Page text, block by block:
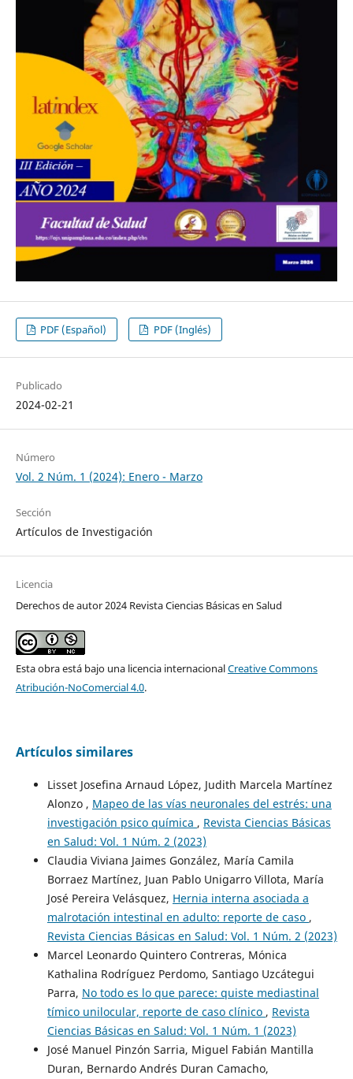
PDF (Español) PDF (Inglés)
Publicado
2024-02-21
Número
Vol. 2 Núm. 1 (2024): Enero - Marzo
Sección
Artículos de Investigación
Licencia
Derechos de autor 2024 Revista Ciencias Básicas en Salud
Esta obra está bajo una licencia internacionalCreative Commons
Atribución-NoComercial 4.0.
Artículos similares
Lisset Josefina Arnaud López, Judith Marcela Martínez
Alonzo , Mapeo de las vías neuronales del estrés: una
investigación psico química , Revista Ciencias Básicas
en Salud: Vol. 1 Núm. 2 (2023)
Claudia Viviana Jaimes González, María Camila
Borraez Martínez, Juan Pablo Unigarro Villota, María
José Pereira Velásquez, Hernia interna asociada a
malrotación intestinal en adulto: reporte de caso ,
Revista Ciencias Básicas en Salud: Vol. 1 Núm. 2 (2023)
Marcel Leonardo Quintero Contreras, Mónica
Kathalina Rodríguez Perdomo, Santiago Uzcátegui
Parra, No todo es lo que parece: quiste mediastinal
tímico unilocular, reporte de caso clínico , Revista
Ciencias Básicas en Salud: Vol. 1 Núm. 1 (2023)
José Manuel Pinzón Sarria, Miguel Fabián Mantilla
Duran, Bernardo Andrés Duran Camacho,